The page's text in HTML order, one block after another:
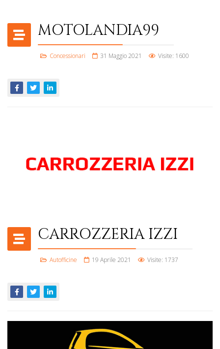
MOTOLANDIA99
Concessionari 31 Maggio 2021 Visite: 1600
CARROZZERIA IZZI
Autofficine 19 Aprile 2021 Visite: 1737